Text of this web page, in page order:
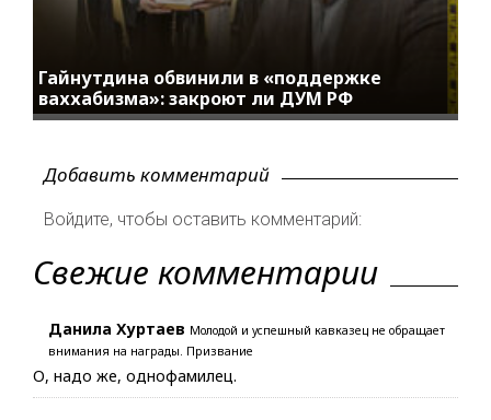
Гайнутдина обвинили в «поддержке
ваххабизма»: закроют ли ДУМ РФ
Добавить комментарий
Войдите, чтобы оставить комментарий:
Свежие комментарии
Данила Хуртаев Молодой и успешный кавказец не обращает
внимания на награды. Призвание
О, надо же, однофамилец.